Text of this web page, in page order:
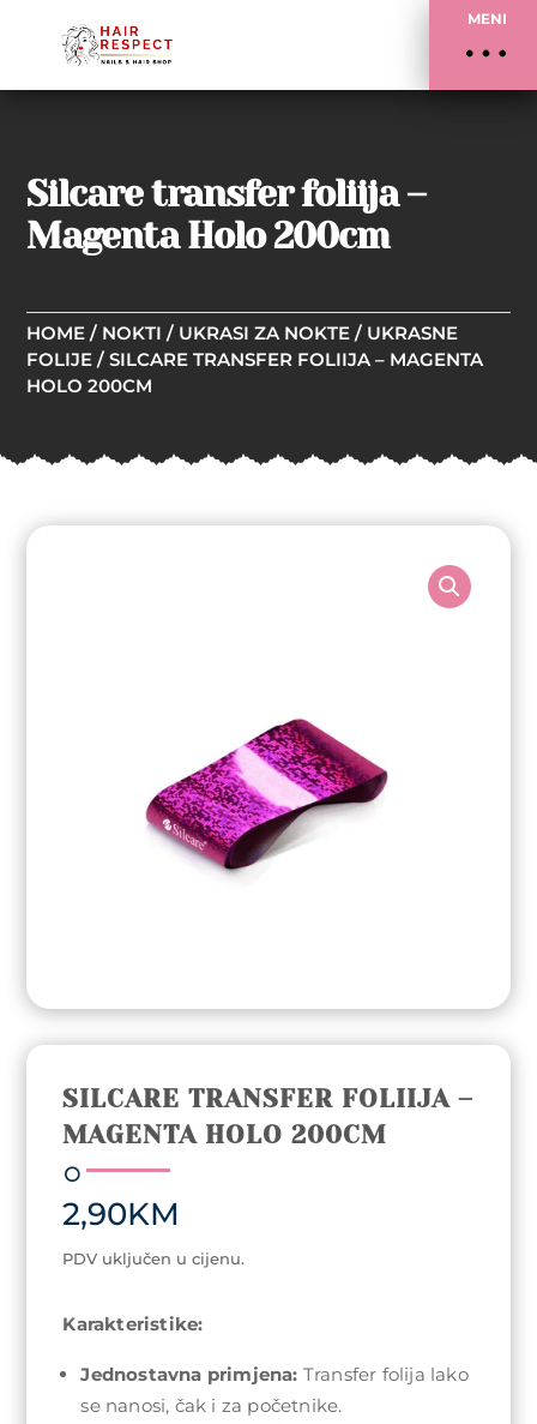
MENI
Silcare transfer foliija –
Magenta Holo 200cm
HOME / NOKTI / UKRASI ZA NOKTE / UKRASNE
FOLIJE / SILCARE TRANSFER FOLIIJA – MAGENTA
HOLO 200CM
SILCARE TRANSFER FOLIIJA –
MAGENTA HOLO 200CM
2,90KM
PDV uključen u cijenu.
Karakteristike:
Jednostavna primjena: Transfer folija lako
se nanosi, čak i za početnike.